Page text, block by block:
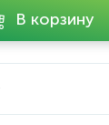
В корзину